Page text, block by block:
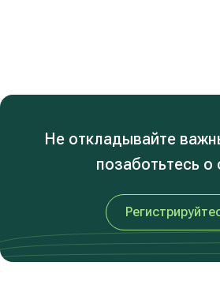
Не откладывайте
позаботьтесь о